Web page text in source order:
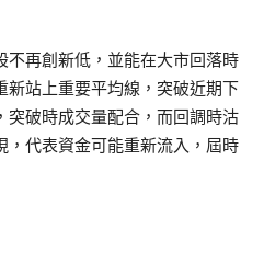
不再創新低，並能在大市回落時
新站上重要平均線，突破近期下
突破時成交量配合，而回調時沽
，代表資金可能重新流入，屆時